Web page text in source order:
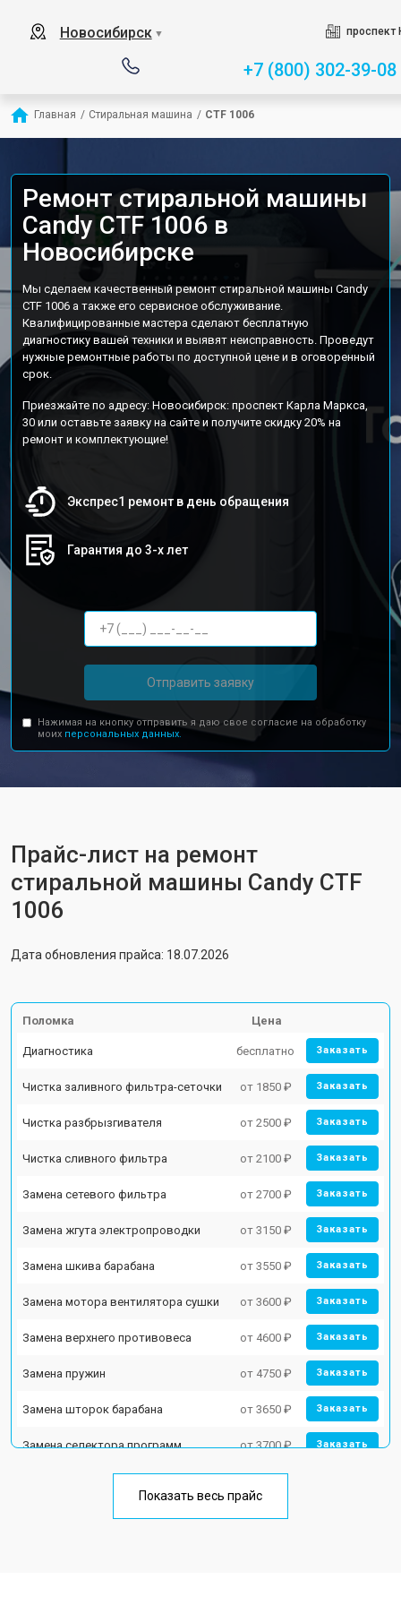
Новосибирск ▼ проспект
+7 (800) 302-39-08
Главная / Стиральная машина / CTF 1006
Ремонт стиральной машины
Candy CTF 1006 в
Новосибирске
Мы сделаем качественный ремонт стиральной машины Candy
CTF 1006 а также его сервисное обслуживание.
Квалифицированные мастера сделают бесплатную
диагностику вашей техники и выявят неисправность. Проведут
нужные ремонтные работы по доступной цене и в оговоренный
срок.
Приезжайте по адресу: Новосибирск: проспект Карла Маркса,
30 или оставьте заявку на сайте и получите скидку 20% на
ремонт и комплектующие!
Экспрес1 ремонт в день обращения
Гарантия до 3-х лет
Отправить заявку
Нажимая на кнопку отправить я даю свое согласие на обработку
моих персональных данных.
Прайс-лист на ремонт
стиральной машины Candy CTF
1006
Дата обновления прайса: 18.07.2026
Поломка Цена
Диагностика бесплатно Заказать
Чистка заливного фильтра-сеточки от 1850 ₽ Заказать
Чистка разбрызгивателя от 2500 ₽ Заказать
Чистка сливного фильтра от 2100 ₽ Заказать
Замена сетевого фильтра от 2700 ₽ Заказать
Замена жгута электропроводки от 3150 ₽ Заказать
Замена шкива барабана от 3550 ₽ Заказать
Замена мотора вентилятора сушки от 3600 ₽ Заказать
Замена верхнего противовеса от 4600 ₽ Заказать
Замена пружин от 4750 ₽ Заказать
Замена шторок барабана от 3650 ₽ Заказать
Замена селектора программ от 3700 ₽ Заказать
Замена опоры бака от 2800 ₽
Показать весь прайс